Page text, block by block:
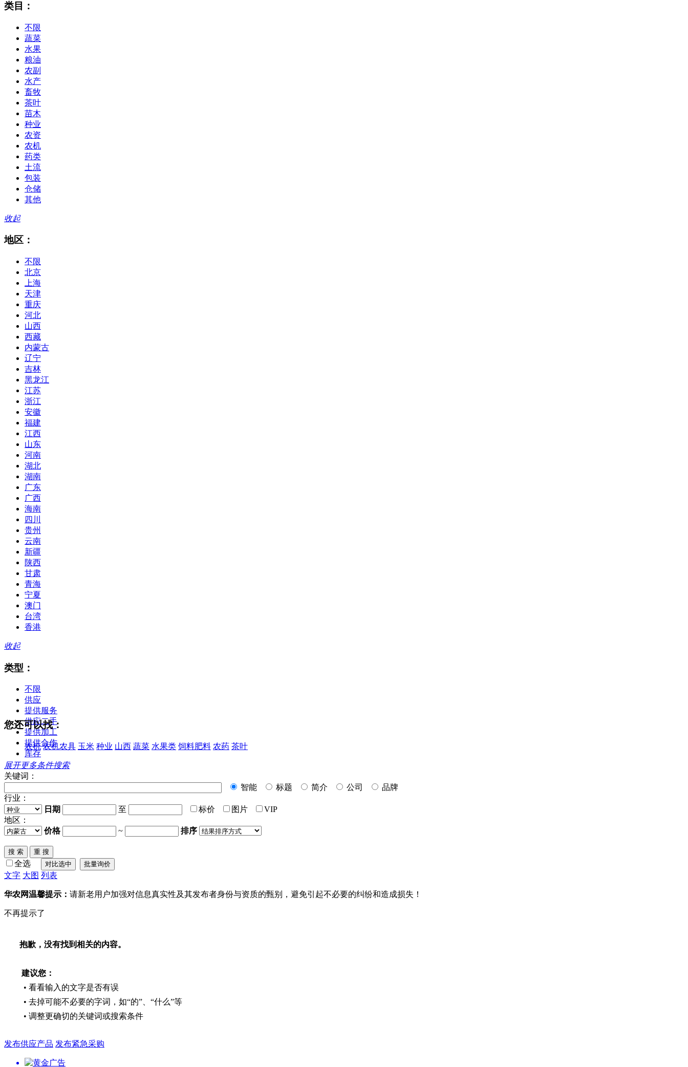
类目：
不限
蔬菜
水果
粮油
农副
水产
畜牧
茶叶
苗木
种业
农资
农机
药类
土流
包装
仓储
其他
收起
地区：
不限
北京
上海
天津
重庆
河北
山西
西藏
内蒙古
辽宁
吉林
黑龙江
江苏
浙江
安徽
福建
江西
山东
河南
湖北
湖南
广东
广西
海南
四川
贵州
云南
新疆
陕西
甘肃
青海
宁夏
澳门
台湾
香港
收起
类型：
不限
供应
提供服务
供应二手
提供加工
提供合作
库存
您还可以找：
农机 农机农具 玉米 种业 山西 蔬菜 水果类 饲料肥料 农药 茶叶
展开更多条件搜索
关键词：
智能
标题 简介 公司
品牌
行业：
日期
至 标价 图片
VIP
地区：
价格
~ 排序
全选
文字 大图 列表
华农网温馨提示： 请新老用户加强对信息真实性及其发布者身份与资质的甄别，避免引起不必要的纠纷和造成损失！
不再提示了
抱歉，没有找到相关的内容。
建议您：
• 看看输入的文字是否有误
• 去掉可能不必要的字词，如“的”、“什么”等
• 调整更确切的关键词或搜索条件
发布供应产品 发布紧急采购